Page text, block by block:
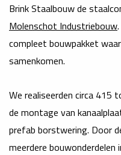
Brink Staalbouw de
Molenschot Industriebouw
compleet bouwpakket
samenkomen.
We realiseerden circa 415
de montage van
prefab borstwering. Door
meerdere